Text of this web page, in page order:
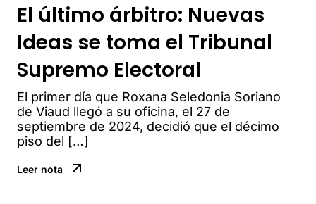
El último árbitro: Nuevas
Ideas se toma el Tribunal
Supremo Electoral
El primer día que Roxana Seledonia Soriano
de Viaud llegó a su oficina, el 27 de
septiembre de 2024, decidió que el décimo
piso del […]
Leer nota